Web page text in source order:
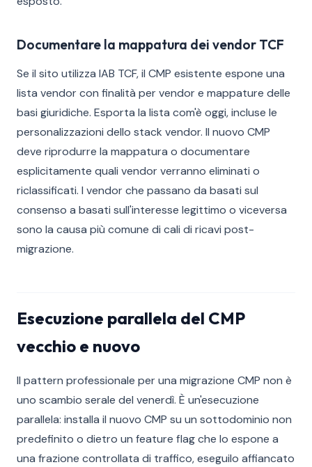
Documentare la mappatura dei vendor TCF
Se il sito utilizza IAB TCF, il CMP esistente espone una
lista vendor con finalità per vendor e mappature delle
basi giuridiche. Esporta la lista com'è oggi, incluse le
personalizzazioni dello stack vendor. Il nuovo CMP
deve riprodurre la mappatura o documentare
esplicitamente quali vendor verranno eliminati o
riclassificati. I vendor che passano da basati sul
consenso a basati sull'interesse legittimo o viceversa
sono la causa più comune di cali di ricavi post-
migrazione.
Esecuzione parallela del CMP
vecchio e nuovo
Il pattern professionale per una migrazione CMP non è
uno scambio serale del venerdì. È un'esecuzione
parallela: installa il nuovo CMP su un sottodominio non
predefinito o dietro un feature flag che lo espone a
una frazione controllata di traffico, eseguilo affiancato